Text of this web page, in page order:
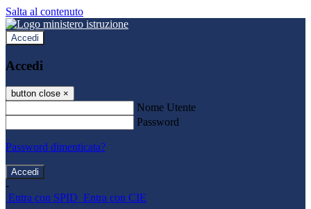
Salta al contenuto
Accedi
Accedi
button close ×
Nome Utente
Password
Password dimenticata?
-
Entra con SPID Entra con CIE